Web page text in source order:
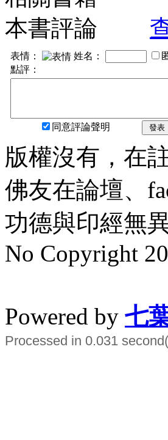
本書評論
表情： 姓名：
點評：
同意評論聲明 發表
版權沒有，在
佛友在論壇、
功德與印經無異
No Copyright
Powered by 七
Processed in 0.031